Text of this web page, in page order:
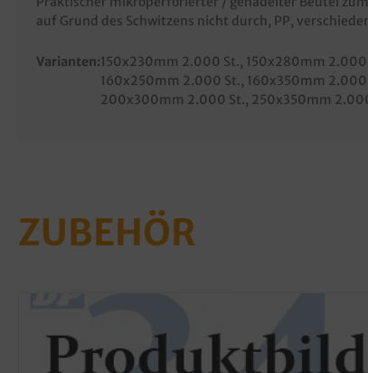
auf Grund des Schwitzens nicht durch, PP,
Varianten:150x230mm 2.000 St. , 150x280mm 2.000
160x250mm 2.000 St. , 160x350mm
200x300mm 2.000 St. , 250x350mm
ZUBEHÖR